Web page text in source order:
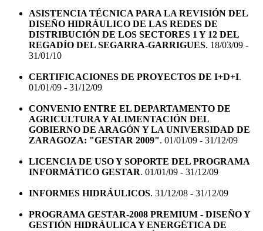
ASISTENCIA TÉCNICA PARA LA REVISIÓN DEL
DISEÑO HIDRÁULICO DE LAS REDES DE
DISTRIBUCIÓN DE LOS SECTORES 1 Y 12 DEL
REGADÍO DEL SEGARRA-GARRIGUES. 18/03/09 -
31/01/10
CERTIFICACIONES DE PROYECTOS DE I+D+I.
01/01/09 - 31/12/09
CONVENIO ENTRE EL DEPARTAMENTO DE
AGRICULTURA Y ALIMENTACIÓN DEL
GOBIERNO DE ARAGÓN Y LA UNIVERSIDAD DE
ZARAGOZA: "GESTAR 2009". 01/01/09 - 31/12/09
LICENCIA DE USO Y SOPORTE DEL PROGRAMA
INFORMÁTICO GESTAR. 01/01/09 - 31/12/09
INFORMES HIDRÁULICOS. 31/12/08 - 31/12/09
PROGRAMA GESTAR-2008 PREMIUM - DISEÑO Y
GESTIÓN HIDRÁULICA Y ENERGÉTICA DE